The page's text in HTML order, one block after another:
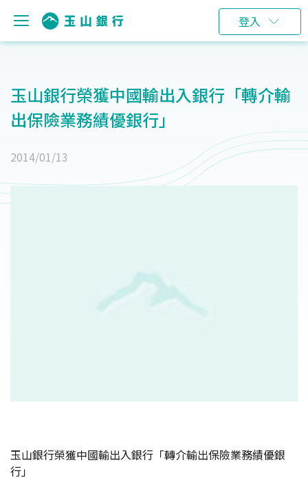
登入
玉山銀行榮獲中國輸出入銀行「轉介輸
出保險業務績優銀行」
2014/01/13
玉山銀行榮獲中國輸出入銀行「轉介輸出保險業務績優銀
行」